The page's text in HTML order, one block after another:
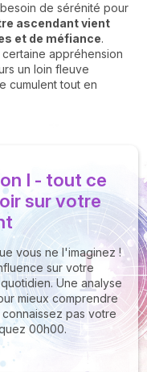
de sérénité pour
ascendant vient
et de méfiance.
appréhension
un loin fleuve
cumulent tout en
I - tout ce
sur votre
vous ne l'imaginez !
sur votre
Une analyse
mieux comprendre
pas votre
00h00.